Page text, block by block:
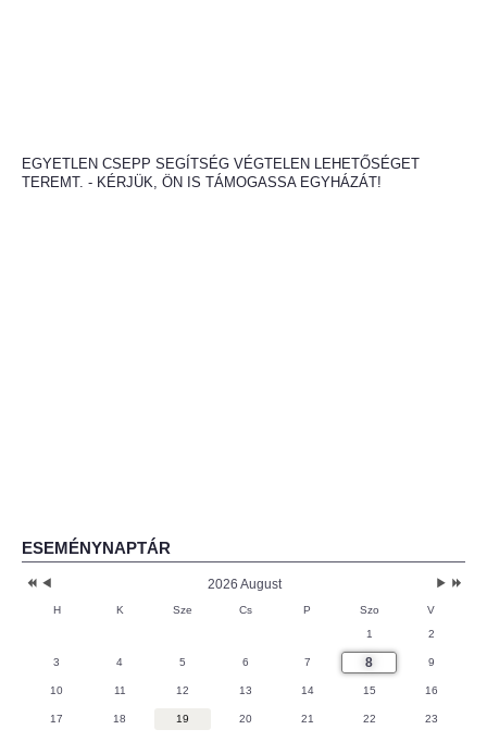
EGYETLEN CSEPP SEGÍTSÉG VÉGTELEN LEHETŐSÉGET
TEREMT. - KÉRJÜK, ÖN IS TÁMOGASSA EGYHÁZÁT!
ESEMÉNYNAPTÁR
2026 August
H K Sze Cs P Szo
V
1
2
3 4 5 6 7 8 9
10 11 12 13 14 15 16
17 18 19 20 21 22 23